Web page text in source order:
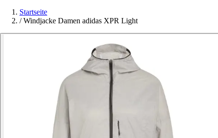
Startseite
/ Windjacke Damen adidas XPR Light